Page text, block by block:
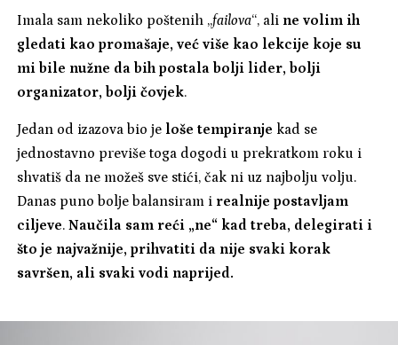
Imala sam nekoliko poštenih „failova“, ali ne volim ih
gledati kao promašaje, već više kao lekcije koje su
mi bile nužne da bih postala bolji lider, bolji
organizator, bolji čovjek.
Jedan od izazova bio je loše tempiranje kad se
jednostavno previše toga dogodi u prekratkom roku i
shvatiš da ne možeš sve stići, čak ni uz najbolju volju.
Danas puno bolje balansiram i realnije postavljam
ciljeve.Naučila sam reći „ne“ kad treba, delegirati i
što je najvažnije, prihvatiti da nije svaki korak
savršen, ali svaki vodi naprijed.